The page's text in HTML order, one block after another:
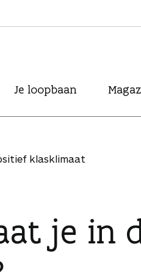
Je loopbaan
klasklimaat
je in